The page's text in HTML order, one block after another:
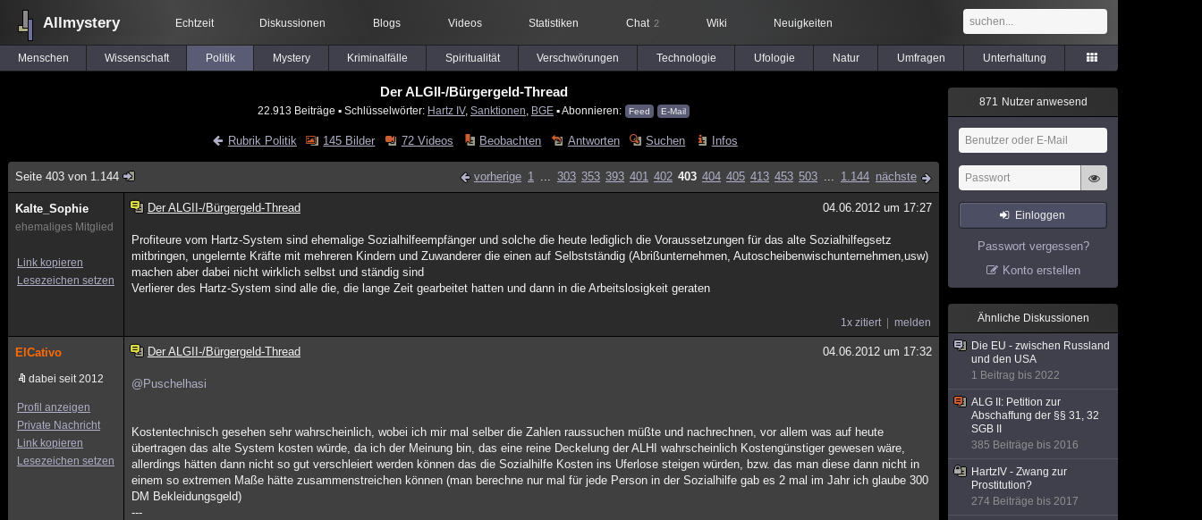
Allmystery Echtzeit Diskussionen Blogs Videos Statistiken Chat 2 Wiki Neuigkeiten
Menschen Wissenschaft Politik Mystery Kriminalfälle Spiritualität Verschwörungen Technologie Ufologie Natur Umfragen Unterhaltung
Der ALGII-/Bürgergeld-Thread
22.913 Beiträge ▪ Schlüsselwörter: Hartz IV, Sanktionen BGE ▪ Abonnieren: Feed E-Mail
Rubrik Politik 145 Bilder 72 Videos Beobachten Antworten Suchen Infos
Seite 403 von 1.144 vorherige 1 ... 303 353 393 401 402 403 404 405 413 453 503 ... 1.144 nächste
Kalte_Sophie
ehemaliges Mitglied
Link kopieren
Lesezeichen setzen
Der ALGII-/Bürgergeld-Thread 04.06.2012 um 17:27
Profiteure vom Hartz-System sind ehemalige Sozialhilfeempfänger und solche die heute lediglich die Voraussetzungen für das alte Sozialhilfegsetz
mitbringen, ungelernte Kräfte mit mehreren Kindern und Zuwanderer die einen auf Selbstständig (Abrißunternehmen, Autoscheibenwischunternehmen,usw)
machen aber dabei nicht wirklich selbst und ständig sind
Verlierer des Hartz-System sind alle die, die lange Zeit gearbeitet hatten und dann in die Arbeitslosigkeit geraten
1x zitiert melden
ElCativo
dabei seit 2012
Profil anzeigen
Private Nachricht
Link kopieren
Lesezeichen setzen
Der ALGII-/Bürgergeld-Thread 04.06.2012 um 17:32
@Puschelhasi
Kostentechnisch gesehen sehr wahrscheinlich, wobei ich mir mal selber die Zahlen raussuchen müßte und nachrechnen, vor allem was auf heute
übertragen das alte System kosten würde, da ich der Meinung bin, das eine reine Deckelung der ALHI wahrscheinlich Kostengünstiger gewesen wäre,
allerdings hätten dann nicht so gut verschleiert werden können das die Sozialhilfe Kosten ins Uferlose steigen würden, bzw. das man diese dann nicht in
einem so extremen Maße hätte zusammenstreichen können (man berechne nur mal für jede Person in der Sozialhilfe gab es 2 mal im Jahr ich glaube 300
DM Bekleidungsgeld)
---
871 Nutzer anwesend
Einloggen
Passwort vergessen?
Konto erstellen
Ähnliche Diskussionen
Die EU - zwischen Russland
und den USA
1 Beitrag bis 2022
ALG II: Petition zur
Abschaffung der §§ 31, 32
SGB II
385 Beiträge bis 2016
HartzIV - Zwang zur
Prostitution?
274 Beiträge bis 2017